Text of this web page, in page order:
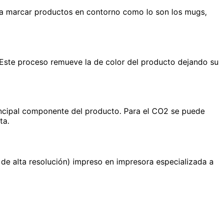
marcar productos en contorno como lo son los mugs,
proceso remueve la de color del producto dejando su
componente del producto. Para el CO2 se puede
alta resolución) impreso en impresora especializada a